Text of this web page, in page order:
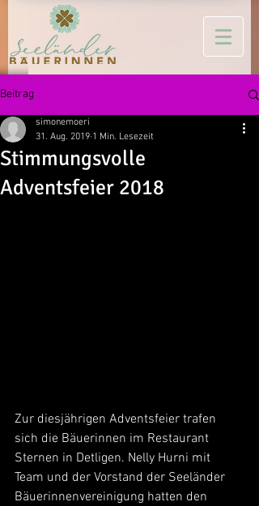
Beitrag
Stimmungsvolle
Adventsfeier 2018
simonemoeri
31. Aug. 2019 1 Min. Lesezeit
Zur diesjährigen Adventsfeier trafen
sich die Bäuerinnen im Restaurant
Sternen in Detligen. Nelly Hurni mit
Team und der Vorstand der Seeländer
Bäuerinnenvereinigung hatten den